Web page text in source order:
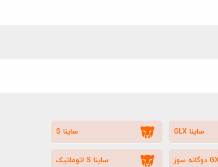
ساینا GLX ساینا S
ساینا S اتوماتیک